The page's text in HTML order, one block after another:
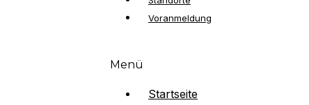
Voranmeldung
Menü
Startseite